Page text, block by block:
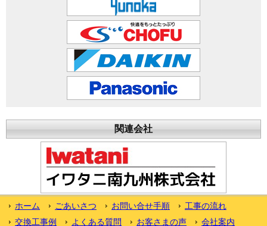
関連会社
ホーム ごあいさつ お問い合せ手順
工事の流れ
交換工事例
よくある質問 お客さまの声 会社案内